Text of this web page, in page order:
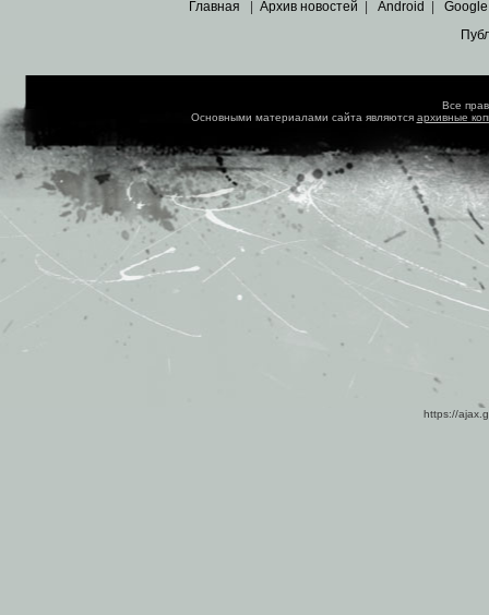
Главная Архив новостей Android Google
Все
Основными материалами сайта являются архивные
https://